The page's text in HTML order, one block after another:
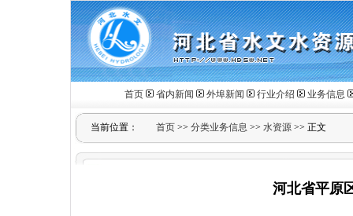
首页 省内新闻 外埠新闻 行业介绍 业务信息
当前位置： 首页 >> 分类业务信息 >> 水资源 >> 正文
河北省平原